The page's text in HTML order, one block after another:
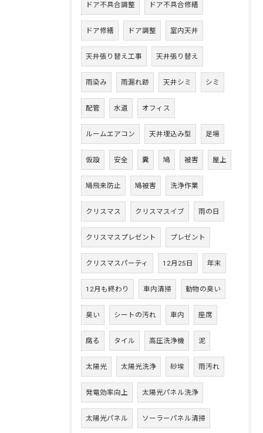
ドア不具合調整 ドア不具合修繕
ドア修繕 ドア調整 室内天井
天井張り替え工事 天井張り替え
雨染み 雨漏れ跡 天井シミ シミ
配管 水道 オフィス
ルームエアコン 天井埋込み型 足場
仮設 安全 糞 鳩 被害 屋上
鳩飛来防止 鳩被害 洗浄作業
クリスマス クリスマスイブ 雨の日
クリスマスプレゼント プレゼント
クリスマスパーティ 12月25日 年末
12月も終わり 車内清掃 動物の臭い
臭い シートの汚れ 車内 座席
腐る タイル 高圧洗浄機 泥
太陽光 太陽光洗浄 砂埃 雨汚れ
発電効率向上 太陽光パネル洗浄
太陽光パネル ソーラーパネル清掃